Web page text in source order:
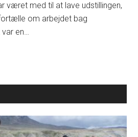
været med til at lave udstillingen,
om arbejdet bag
var en…